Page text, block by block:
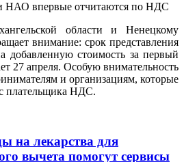
области и Ненецкому
внимание: срок представления
добавленную стоимость за первый
27 апреля. Особую внимательность
и организациям, которые
плательщика НДС.
на лекарства для
вычета помогут сервисы